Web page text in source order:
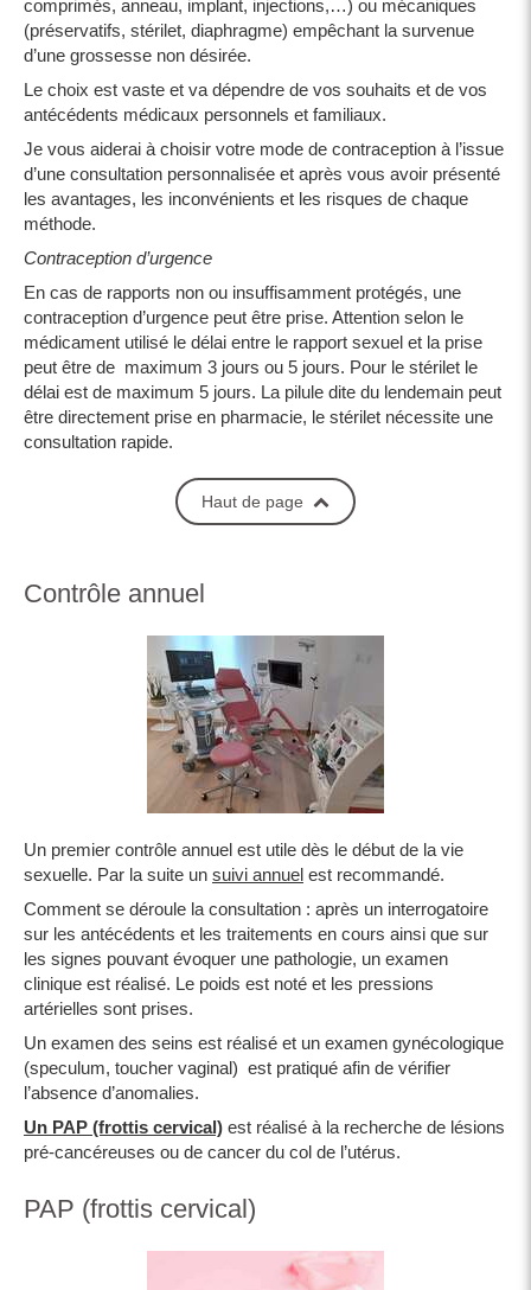
comprimés, anneau, implant, injections,…) ou mécaniques
(préservatifs, stérilet, diaphragme) empêchant la survenue
d’une grossesse non désirée.
Le choix est vaste et va dépendre de vos souhaits et de vos
antécédents médicaux personnels et familiaux.
Je vous aiderai à choisir votre mode de contraception à l’issue
d’une consultation personnalisée et après vous avoir présenté
les avantages, les inconvénients et les risques de chaque
méthode.
Contraception d’urgence
En cas de rapports non ou insuffisamment protégés, une
contraception d’urgence peut être prise. Attention selon le
médicament utilisé le délai entre le rapport sexuel et la prise
peut être de maximum 3 jours ou 5 jours. Pour le stérilet le
délai est de maximum 5 jours. La pilule dite du lendemain peut
être directement prise en pharmacie, le stérilet nécessite une
consultation rapide.
Haut de page
Contrôle annuel
Un premier contrôle annuel est utile dès le début de la vie
sexuelle. Par la suite un suivi annuel est recommandé.
Comment se déroule la consultation : après un interrogatoire
sur les antécédents et les traitements en cours ainsi que sur
les signes pouvant évoquer une pathologie, un examen
clinique est réalisé. Le poids est noté et les pressions
artérielles sont prises.
Un examen des seins est réalisé et un examen gynécologique
(speculum, toucher vaginal) est pratiqué afin de vérifier
l’absence d’anomalies.
Un PAP (frottis cervical) est réalisé à la recherche de lésions
pré-cancéreuses ou de cancer du col de l’utérus.
PAP (frottis cervical)